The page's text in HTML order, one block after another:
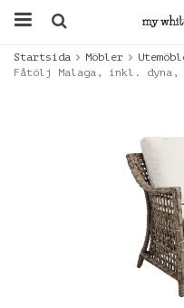
Startsida Möbler
Fåtölj Malaga, inkl. dyna,